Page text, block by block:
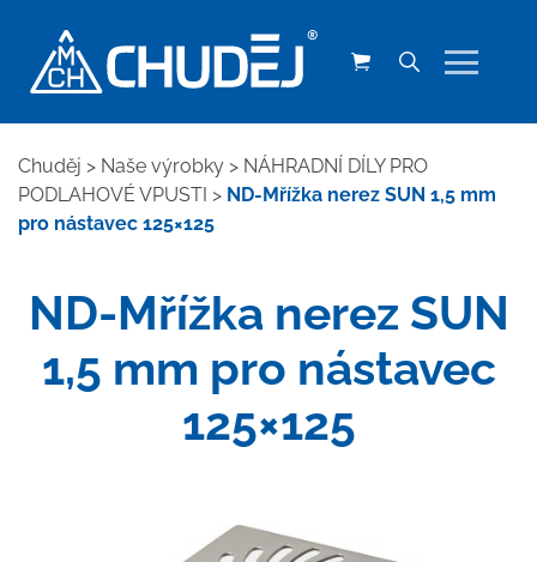
Chuděj > Naše výrobky > NÁHRADNÍ DÍLY PRO
PODLAHOVÉ VPUSTI > ND-Mřížka nerez SUN 1,5 mm
pro nástavec 125×125
ND-Mřížka nerez SUN
1,5 mm pro nástavec
125×125